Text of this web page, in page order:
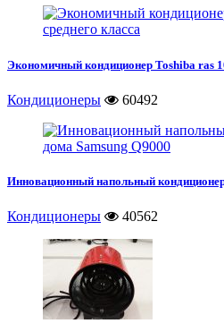
Экономичный кондиционер Toshiba ras
Кондиционеры 60492
Инновационный напольный
Кондиционеры 40562